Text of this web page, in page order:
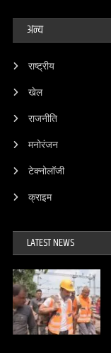
अन्य
राष्ट्रीय
खेल
राजनीति
मनोरंजन
टेक्नोलॉजी
क्राइम
LATEST NEWS